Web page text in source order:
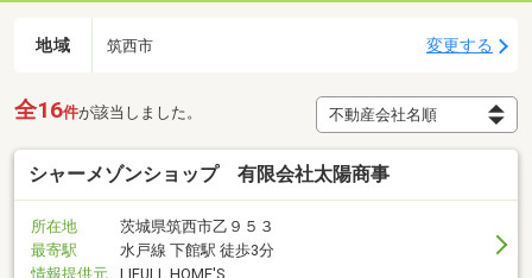
地域 筑西市 変更する
全16件が該当しました。
シャーメゾンショップ 有限会社太陽商事
所在地
茨城県筑西市乙９５３
最寄駅
水戸線 下館駅 徒歩3分
情報提供元
LIFULL HOME'S